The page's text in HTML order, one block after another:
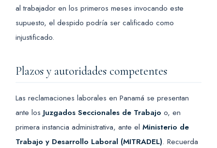
al trabajador en los primeros meses invocando este
supuesto, el despido podría ser calificado como
injustificado.
Plazos y autoridades competentes
Las reclamaciones laborales en Panamá se presentan
ante los Juzgados Seccionales de Trabajo o, en
primera instancia administrativa, ante el Ministerio de
Trabajo y Desarrollo Laboral (MITRADEL). Recuerda